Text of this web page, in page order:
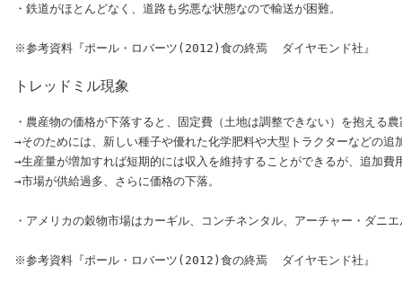
・鉄道がほとんどなく、道路も劣悪な状態なので輸送が困難。
トレッドミル現象
・農産物の価格が下落すると、固定費（土地は調整できない）を抱える
→そのためには、新しい種子や優れた化学肥料や大型トラクターなどの追
→生産量が増加すれば短期的には収入を維持することができるが、追加
→市場が供給過多、さらに価格の下落。
・アメリカの穀物市場はカーギル、コンチネンタル、アーチャー・ダニ